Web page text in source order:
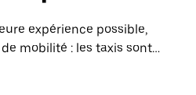
expérience possible,
mobilité : les taxis sont
l'application. Uber Taxi :